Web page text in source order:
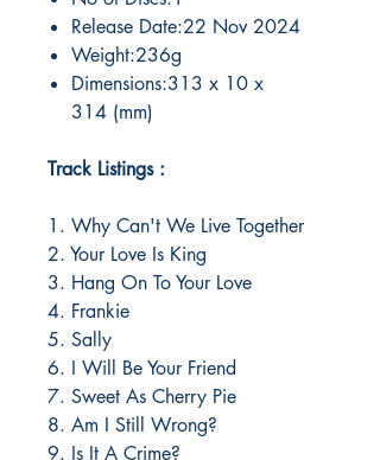
Release Date:22 Nov 2024
Weight:236g
Dimensions:313 x 10 x
314 (mm)
Track Listings :
1. Why Can't We Live Together
2. Your Love Is King
3. Hang On To Your Love
4. Frankie
5. Sally
6. I Will Be Your Friend
7. Sweet As Cherry Pie
8. Am I Still Wrong?
9. Is It A Crime?